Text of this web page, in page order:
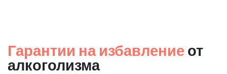
Гарантии на избавление от
алкоголизма